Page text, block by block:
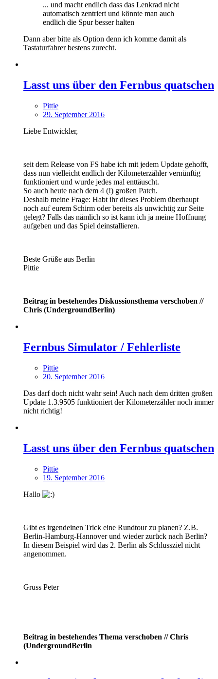
... und macht endlich dass das Lenkrad nicht
automatisch zentriert und könnte man auch
endlich die Spur besser halten
Dann aber bitte als Option denn ich komme damit als
Tastaturfahrer bestens zurecht.
Lasst uns über den Fernbus quatschen
Pittie
29. September 2016
Liebe Entwickler,
seit dem Release von FS habe ich mit jedem Update gehofft,
dass nun vielleicht endlich der Kilometerzähler vernünftig
funktioniert und wurde jedes mal enttäuscht.
So auch heute nach dem 4 (!) großen Patch.
Deshalb meine Frage: Habt ihr dieses Problem überhaupt
noch auf eurem Schirm oder bereits als unwichtig zur Seite
gelegt? Falls das nämlich so ist kann ich ja meine Hoffnung
aufgeben und das Spiel deinstallieren.
Beste Grüße aus Berlin
Pittie
Beitrag in bestehendes Diskussionsthema verschoben //
Chris (UndergroundBerlin)
Fernbus Simulator / Fehlerliste
Pittie
20. September 2016
Das darf doch nicht wahr sein! Auch nach dem dritten großen
Update 1.3.9505 funktioniert der Kilometerzähler noch immer
nicht richtig!
Lasst uns über den Fernbus quatschen
Pittie
19. September 2016
Hallo
Gibt es irgendeinen Trick eine Rundtour zu planen? Z.B.
Berlin-Hamburg-Hannover und wieder zurück nach Berlin?
In diesem Beispiel wird das 2. Berlin als Schlussziel nicht
angenommen.
Gruss Peter
Beitrag in bestehendes Thema verschoben // Chris
(UndergroundBerlin